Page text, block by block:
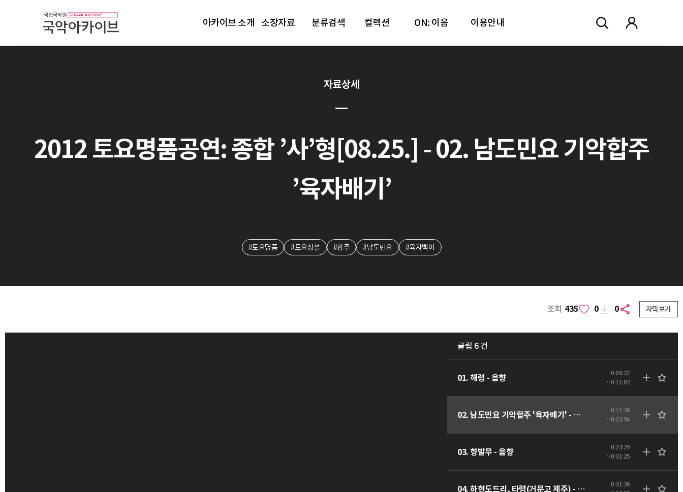
아카이브 소개 소장자료 분류검색 컬렉션 ON: 이음 이용안내
자료상세
2012 토요명품공연: 종합 ’사’형[08.25.] - 02. 남도민요 기악합주
’육자배기’
#토요명품 #토요상설 #합주 #남도민요 #육자백이
조회 435 0 0 자막보기
클립 6 건
01. 해령 - 음향
0:00:32
~ 0:11:02
02. 남도민요 기악합주 '육자배기' - 음향
0:11:30
~ 0:22:56
03. 향발무 - 음향
0:23:29
~ 0:31:25
04. 하현도드리, 타령(거문고 제주) - 음향
0:31:36